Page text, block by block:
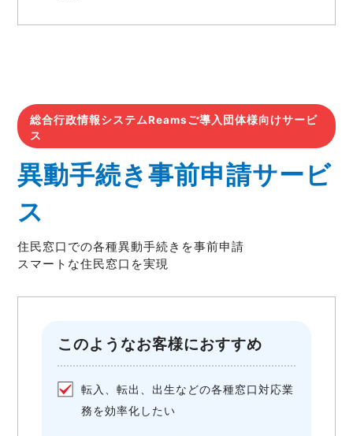
総合行政情報システムReamsご導入団体様向けサービ
ス
異動手続き事前申請サービ
ス
住民窓口での各種異動手続きを事前申請
スマートな住民窓口を実現
このようなお客様におすすめ
転入、転出、出生などの各種窓口対応業
務を効率化したい